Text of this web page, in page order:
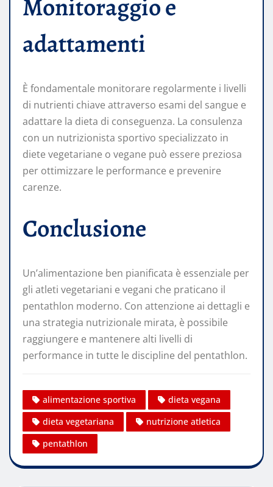
Monitoraggio e
adattamenti
È fondamentale monitorare regolarmente i livelli
di nutrienti chiave attraverso esami del sangue e
adattare la dieta di conseguenza. La consulenza
con un nutrizionista sportivo specializzato in
diete vegetariane o vegane può essere preziosa
per ottimizzare le performance e prevenire
carenze.
Conclusione
Un’alimentazione ben pianificata è essenziale per
gli atleti vegetariani e vegani che praticano il
pentathlon moderno. Con attenzione ai dettagli e
una strategia nutrizionale mirata, è possibile
raggiungere e mantenere alti livelli di
performance in tutte le discipline del pentathlon.
alimentazione sportiva
dieta vegana
dieta vegetariana
nutrizione atletica
pentathlon